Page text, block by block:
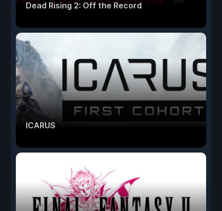
Dead Rising 2: Off the Record
ICARUS